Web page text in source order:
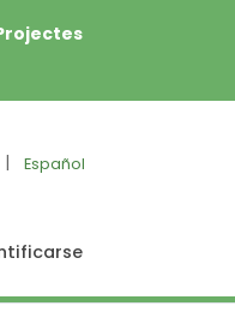
| Español